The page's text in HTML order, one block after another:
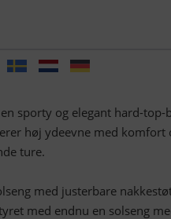
sporty og elegant hard-
høj ydeevne med komfort
ture.
med justerbare
med endnu en solseng